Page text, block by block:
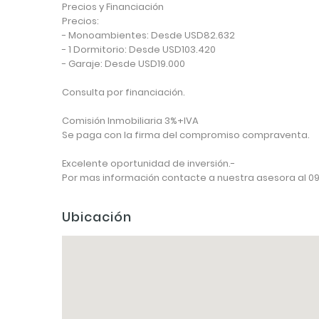
Precios y Financiación
Precios:
- Monoambientes: Desde USD82.632
- 1 Dormitorio: Desde USD103.420
- Garaje: Desde USD19.000
Consulta por financiación.
Comisión Inmobiliaria 3%+IVA
Se paga con la firma del compromiso compraventa.
Excelente oportunidad de inversión.-
Por mas información contacte a nuestra asesora al
Ubicación